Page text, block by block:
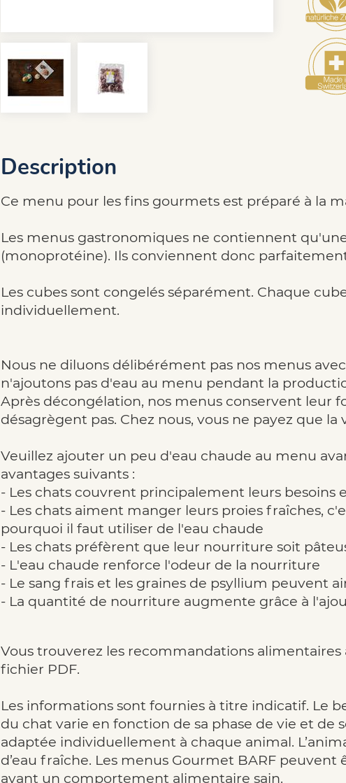
Description
Ce menu pour les fins gourmets est préparé à la
Les menus gastronomiques ne contiennent
(monoprotéine). Ils conviennent donc
Les cubes sont congelés séparément. Chaque
individuellement.
Nous ne diluons délibérément pas nos menus
n'ajoutons pas d'eau au menu pendant la
Après décongélation, nos menus conservent leur
désagrègent pas. Chez nous, vous ne payez que la
Veuillez ajouter un peu d'eau chaude au menu
avantages suivants :
- Les chats couvrent principalement leurs
- Les chats aiment manger leurs proies fraîches,
pourquoi il faut utiliser de l'eau chaude
- Les chats préfèrent que leur nourriture soit
- L'eau chaude renforce l'odeur de la nourriture
- Le sang frais et les graines de psyllium peuvent
- La quantité de nourriture augmente grâce à
Vous trouverez les recommandations alimentaires
fichier PDF.
Les informations sont fournies à titre indicatif. Le
du chat varie en fonction de sa phase de vie et de
adaptée individuellement à chaque animal.
d’eau fraîche. Les menus Gourmet BARF
ayant un comportement alimentaire sain.